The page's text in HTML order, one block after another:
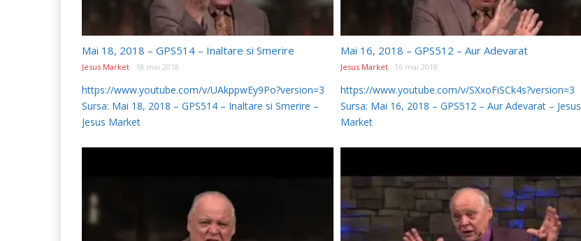
Mai 18, 2018 – GPS514 – Inaltare si Smerire
Jesus Market 18 mai 2018
https://www.youtube.com/v/UAkppwEy9Po?version=3
Sursa: Mai 18, 2018 – GPS514 – Inaltare si Smerire –
Jesus Market
Mai 16, 2018 – GPS512 – Aur Adevarat
Jesus Market 16 mai 2018
https://www.youtube.com/v/SXxoFiSCk4s?version=3
Sursa: Mai 16, 2018 – GPS512 – Aur Adevarat – Jesus
Market